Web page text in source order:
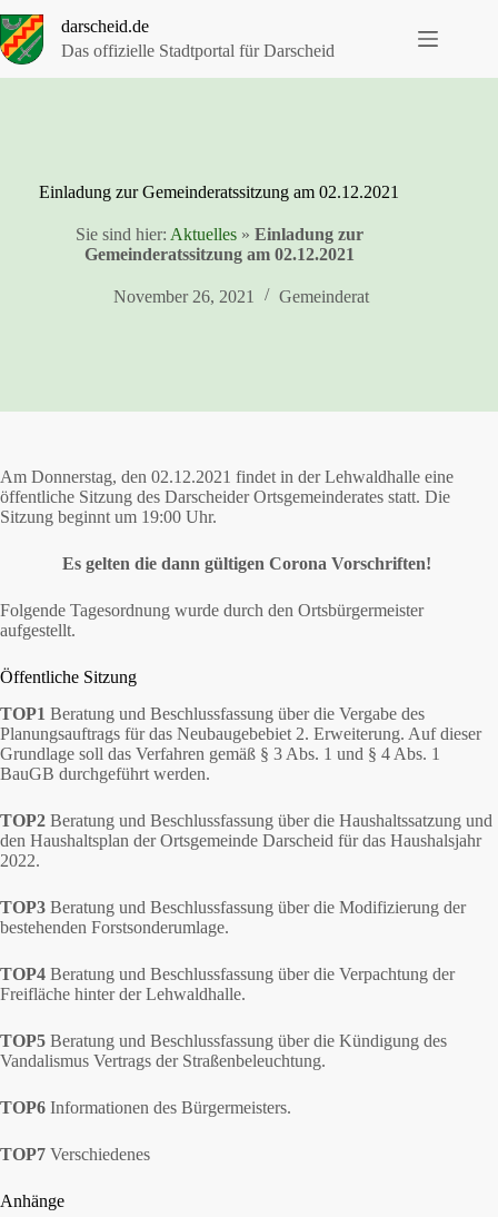
Inhalt
springen
darscheid.de
Das offizielle Stadtportal für Darscheid
Einladung zur Gemeinderatssitzung am 02.12.2021
Sie sind hier: Aktuelles» Einladung zur
Gemeinderatssitzung am 02.12.2021
November 26, 2021 Gemeinderat
Am Donnerstag, den 02.12.2021 findet in der Lehwaldhalle eine
öffentliche Sitzung des Darscheider Ortsgemeinderates statt. Die
Sitzung beginnt um 19:00 Uhr.
Es gelten die dann gültigen Corona Vorschriften!
Folgende Tagesordnung wurde durch den Ortsbürgermeister
aufgestellt.
Öffentliche Sitzung
TOP1 Beratung und Beschlussfassung über die Vergabe des
Planungsauftrags für das Neubaugebebiet 2. Erweiterung. Auf dieser
Grundlage soll das Verfahren gemäß § 3 Abs. 1 und § 4 Abs. 1
BauGB durchgeführt werden.
TOP2 Beratung und Beschlussfassung über die Haushaltssatzung und
den Haushaltsplan der Ortsgemeinde Darscheid für das Haushalsjahr
2022.
TOP3 Beratung und Beschlussfassung über die Modifizierung der
bestehenden Forstsonderumlage.
TOP4 Beratung und Beschlussfassung über die Verpachtung der
Freifläche hinter der Lehwaldhalle.
TOP5 Beratung und Beschlussfassung über die Kündigung des
Vandalismus Vertrags der Straßenbeleuchtung.
TOP6 Informationen des Bürgermeisters.
TOP7 Verschiedenes
Anhänge